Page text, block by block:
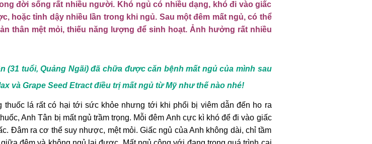
đời sống rất nhiều người. Khó ngủ có nhiều dạng, khó đi vào giấc
hoặc tỉnh dậy nhiều lần trong khi ngủ. Sau một đêm mất ngủ, có thể
thân mệt mỏi, thiếu năng lượng để sinh hoạt. Ảnh hưởng rất nhiều
(31 tuổi, Quảng Ngãi) đã chữa được căn bệnh mất ngủ của mình sau
và Grape Seed Etract điều trị mất ngủ từ Mỹ như thế nào nhé!
lá rất có hại tới sức khỏe nhưng tới khi phổi bị viêm dẫn đến ho ra
Anh Tân bị mất ngủ trầm trọng. Mỗi đêm Anh cực kì khó để đi vào giấc
Đâm ra cơ thể suy nhược, mệt mỏi. Giấc ngủ của Anh không dài, chỉ tầm